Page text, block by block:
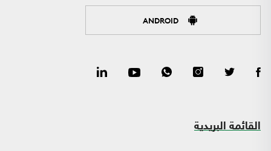
ANDROID
القائمة البريدية